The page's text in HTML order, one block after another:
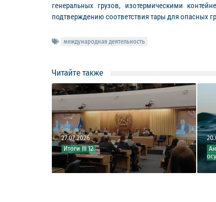
генеральных грузов, изотермическими
подтверждению соответствия тары для опасных
международная деятельность
Читайте также
27.07.2026
Итоги III 12
20.07.2026
Анонс 12-й